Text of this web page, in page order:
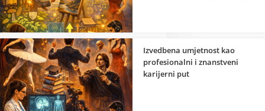
Izvedbena umjetnost kao
profesionalni i znanstveni
karijerni put